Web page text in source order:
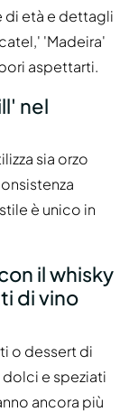
di età e dettagli
'Madeira'
aspettarti.
nel
sia orzo
è unico in
il whisky
di vino
o dessert di
e speziati
ancora più